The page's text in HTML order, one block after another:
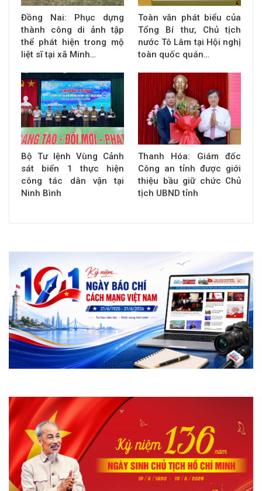
Đồng Nai: Phục dựng
thành công di ảnh tập
thể phát hiện trong mộ
liệt sĩ tại xã Minh…
Toàn văn phát biểu của
Tổng Bí thư, Chủ tịch
nước Tô Lâm tại Hội nghị
toàn quốc quán…
Bộ Tư lệnh Vùng Cảnh
sát biển 1 thực hiện
công tác dân vận tại
Ninh Bình
Thanh Hóa: Giám đốc
Công an tỉnh được giới
thiệu bầu giữ chức Chủ
tịch UBND tỉnh